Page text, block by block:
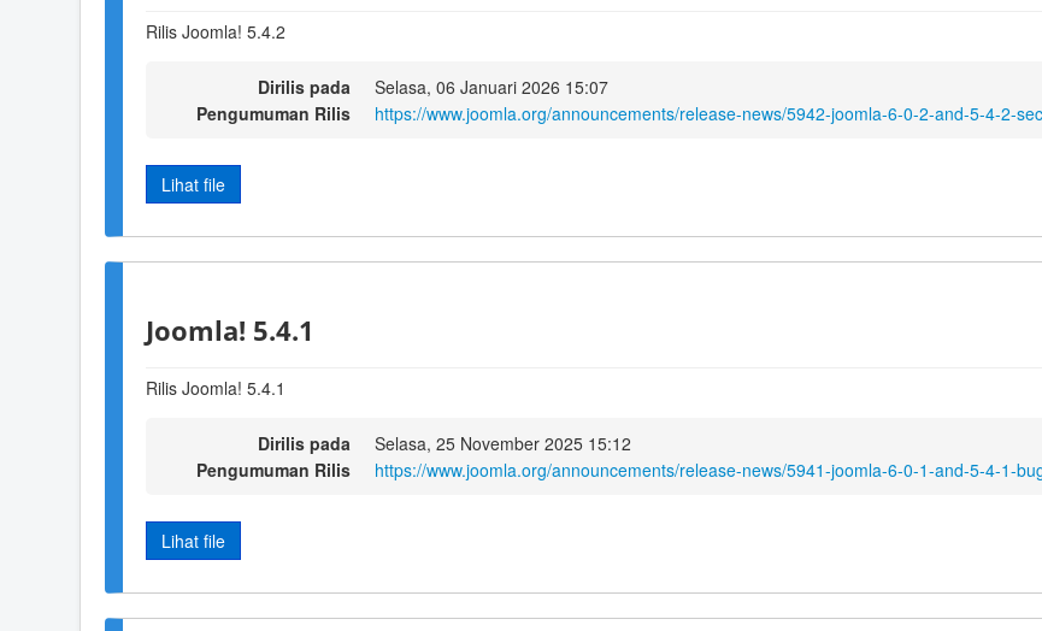
Rilis Joomla! 5.4.2
Dirilis pada
Selasa, 06 Januari 2026 15:07
Pengumuman Rilis
https://www.joomla.org/announcements/release-news/5942-joomla-6-0-2-and-5-4-2-
Lihat file
Joomla! 5.4.1
Rilis Joomla! 5.4.1
Dirilis pada
Selasa, 25 November 2025 15:12
Pengumuman Rilis
https://www.joomla.org/announcements/release-news/5941-joomla-6-0-1-and-5-4-1-
Lihat file